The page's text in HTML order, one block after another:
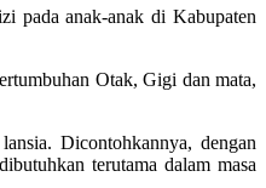
pada anak-anak di Kabupaten
Otak, Gigi dan mata,
Dicontohkannya, dengan
terutama dalam masa